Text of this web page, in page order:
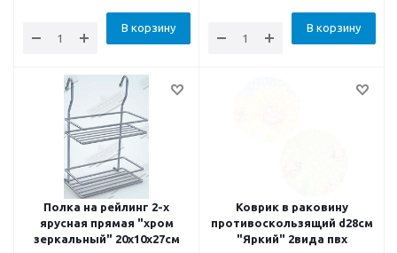
В корзину В корзину
Полка на рейлинг 2-х
ярусная прямая "хром
зеркальный" 20х10х27см
Коврик в раковину
противоскользящий d28см
"Яркий" 2вида пвх